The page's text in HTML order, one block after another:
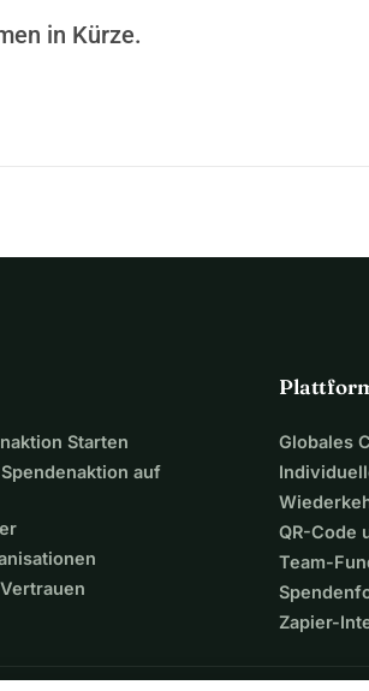
in Kürze.
Starten
auf
Globales
QR-Code
Team-
Zapier-